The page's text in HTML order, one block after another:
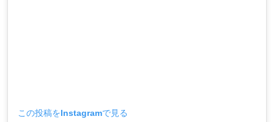
この投稿をInstagramで見る